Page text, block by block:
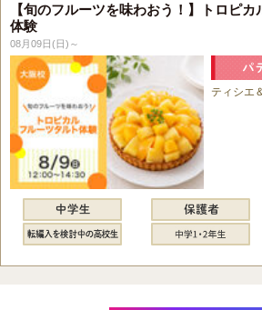
【旬のフルーツを味わおう！】トロピ
体験
08月09日(日)～
ティシエ